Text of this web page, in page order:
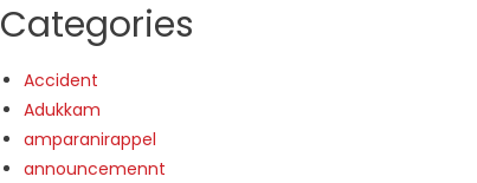
Categories
Accident
Adukkam
amparanirappel
announcemennt